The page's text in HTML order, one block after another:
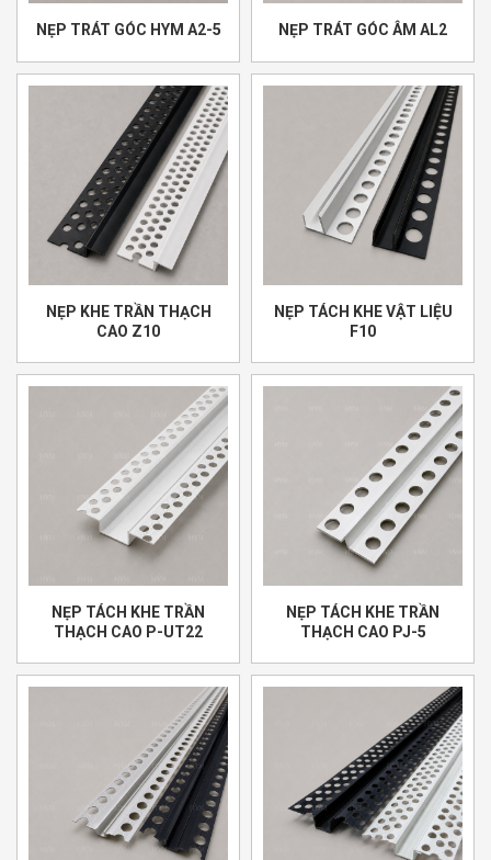
NẸP TRÁT GÓC HYM A2-5 NẸP TRÁT GÓC ÂM AL2
NẸP KHE TRẦN THẠCH
CAO Z10
NẸP TÁCH KHE VẬT LIỆU
F10
NẸP TÁCH KHE TRẦN
THẠCH CAO P-UT22
NẸP TÁCH KHE TRẦN
THẠCH CAO PJ-5